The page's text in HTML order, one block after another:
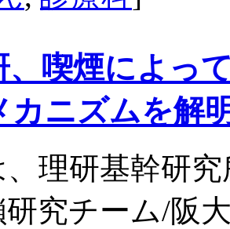
、喫煙によっ
カニズムを解
、理研基幹研
究チーム/阪